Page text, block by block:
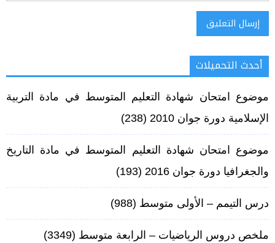
Alternative:
أحدث التحميلات
موضوع امتحان شهادة التعليم المتوسط في مادة التربية
الإسلامية دورة جوان 2010
(238)
موضوع امتحان شهادة التعليم المتوسط في مادة التاريخ
والجغرافيا دورة جوان 2016
(193)
درس التيمم – الأولى متوسط(988)
ملخص دروس الرياضيات – الرابعة متوسط‏(3349)